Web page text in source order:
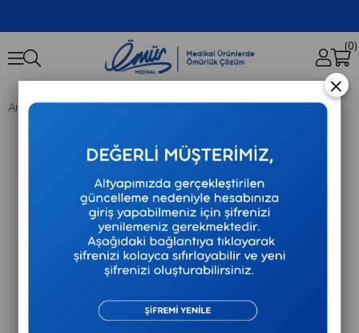
0
Anasayfa Hastane / Klinik Demirbaşlar Ecza Dolabı
×